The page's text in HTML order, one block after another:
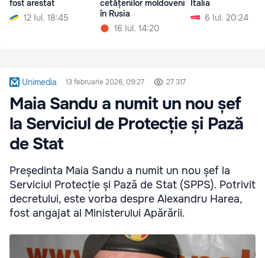
fost arestat
12 Iul. 18:45
cetățenilor moldoveni
în Rusia
16 Iul. 14:20
Italia
6 Iul. 20:24
Unimedia 13 februarie 2026, 09:27 27 317
Maia Sandu a numit un nou șef
la Serviciul de Protecție și Pază
de Stat
Președinta Maia Sandu a numit un nou șef la
Serviciul Protecție și Pază de Stat (SPPS). Potrivit
decretului, este vorba despre Alexandru Harea,
fost angajat al Ministerului Apărării.